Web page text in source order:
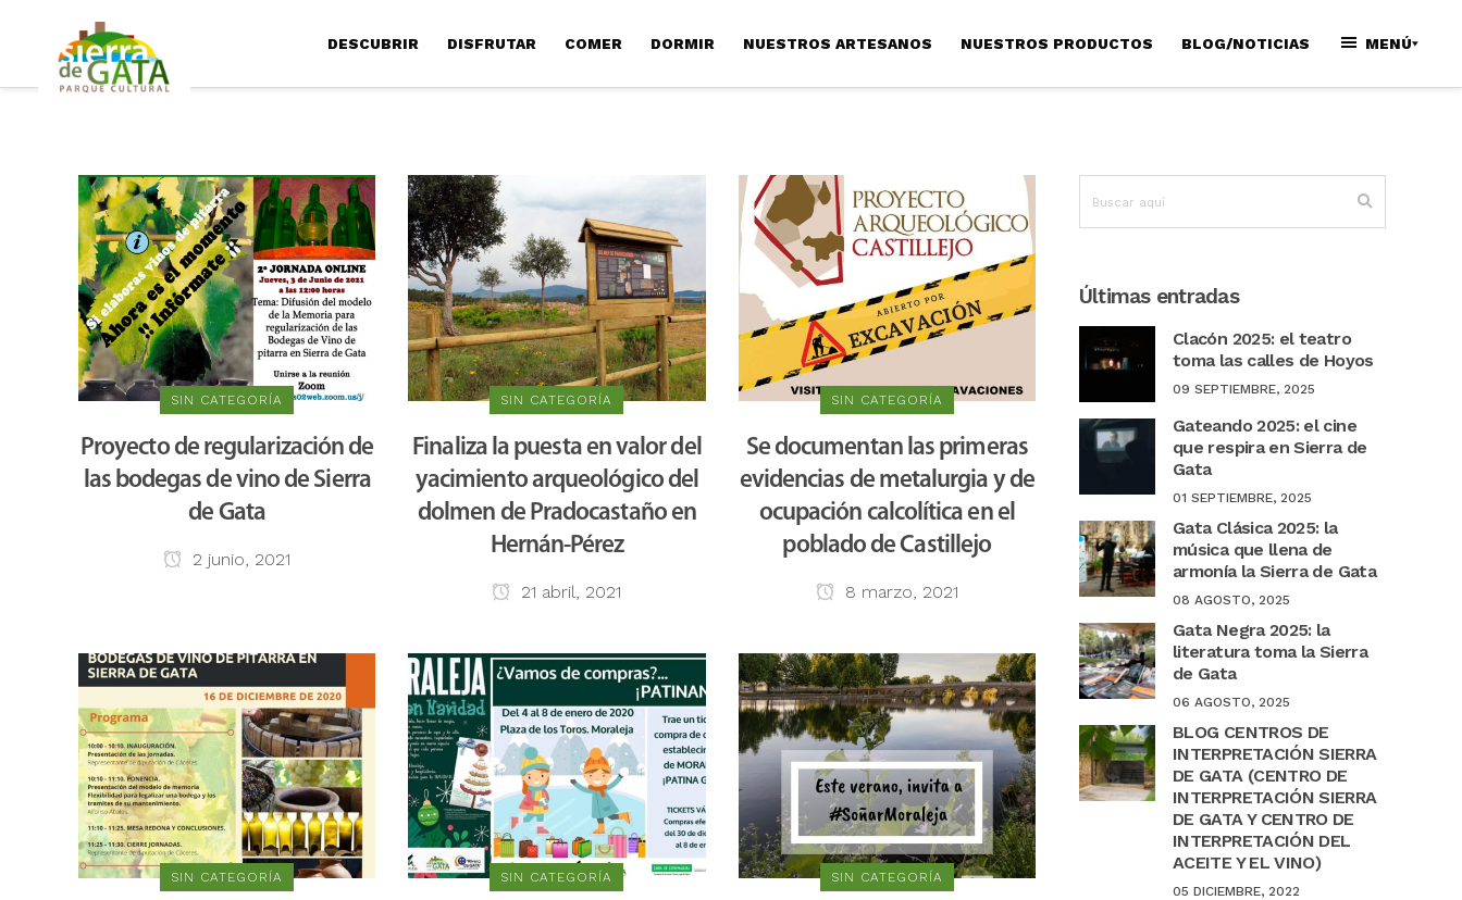
DESCUBRIR DISFRUTAR COMER DORMIR NUESTROS ARTESANOS NUESTROS PRODUCTOS BLOG/NOTICIAS MENÚ
SIN CATEGORÍA
Proyecto de regularización de
las bodegas de vino de Sierra
de Gata
2 junio, 2021
SIN CATEGORÍA
Finaliza la puesta en valor del
yacimiento arqueológico del
dolmen de Pradocastaño en
Hernán-Pérez
21 abril, 2021
SIN CATEGORÍA
Se documentan las primeras
evidencias de metalurgia y de
ocupación calcolítica en el
poblado de Castillejo
8 marzo, 2021
SIN CATEGORÍA SIN CATEGORÍA SIN CATEGORÍA
Últimas entradas
Clacón 2025: el teatro
toma las calles de Hoyos
09 SEPTIEMBRE, 2025
Gateando 2025: el cine
que respira en Sierra de
Gata
01 SEPTIEMBRE, 2025
Gata Clásica 2025: la
música que llena de
armonía la Sierra de Gata
08 AGOSTO, 2025
Gata Negra 2025: la
literatura toma la Sierra
de Gata
06 AGOSTO, 2025
BLOG CENTROS DE
INTERPRETACIÓN SIERRA
DE GATA (CENTRO DE
INTERPRETACIÓN SIERRA
DE GATA Y CENTRO DE
INTERPRETACIÓN DEL
ACEITE Y EL VINO)
05 DICIEMBRE, 2022